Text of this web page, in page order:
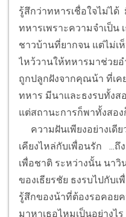
รู้สึกว่าทหารเชื่อใจไม่ไ
ทหารเพราะความจำเป็น
ชาวบ้านที่ยากจน แต่ไม่เ
ไหว้วานให้ทหารมาช่วยอ
ถูกปลูกฝังจากคุณน้า ที่เค
ทหาร มีนาและธงรบทั้งส
แต่สถานะการก็พาทั้งสอ
ความฝันเพียงอย่างเดี
เคียงไหล่กับเพื่อนรัก ...ถึ
เพื่อชาติ ระหว่างนั้น นา
ของเธียรชัย ธงรบไปกับ
รู้สึกของน้าที่ต้องรอคอย
มาหาเธอไหมเป็นอย่างไ